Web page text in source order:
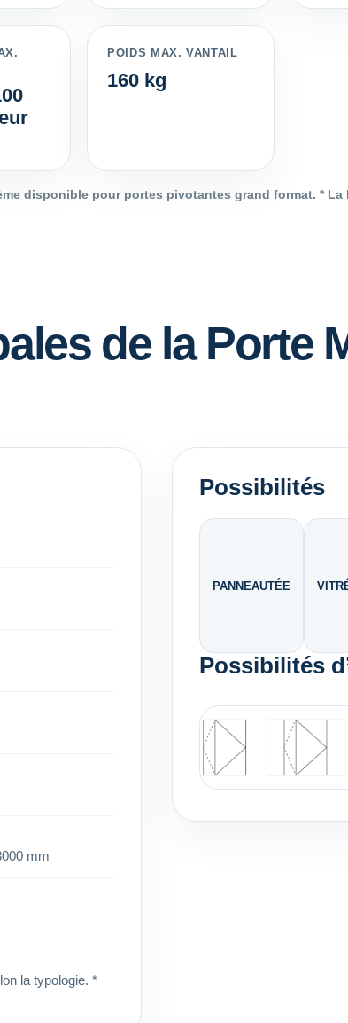
POIDS MAX. VANTAIL
160 kg
disponible pour portes pivotantes grand format. *
de la Porte
mm
la typologie. *
Possibilités
PANNEAUTÉE
Possibilités